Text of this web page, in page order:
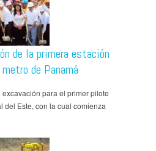
de la primera estación
de Panamá
para el primer pilote
del Este, con la cual comienza